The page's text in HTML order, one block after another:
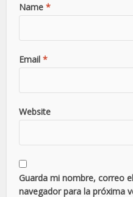
Name *
Email *
Website
Guarda mi nombre, correo
navegador para la próxima